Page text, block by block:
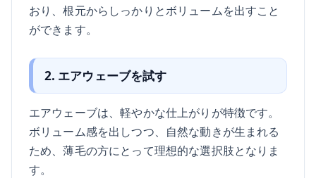
おり、根元からしっかりとボリュームを出すこと
ができます。
2. エアウェーブを試す
エアウェーブは、軽やかな仕上がりが特徴です。
ボリューム感を出しつつ、自然な動きが生まれる
ため、薄毛の方にとって理想的な選択肢となりま
す。